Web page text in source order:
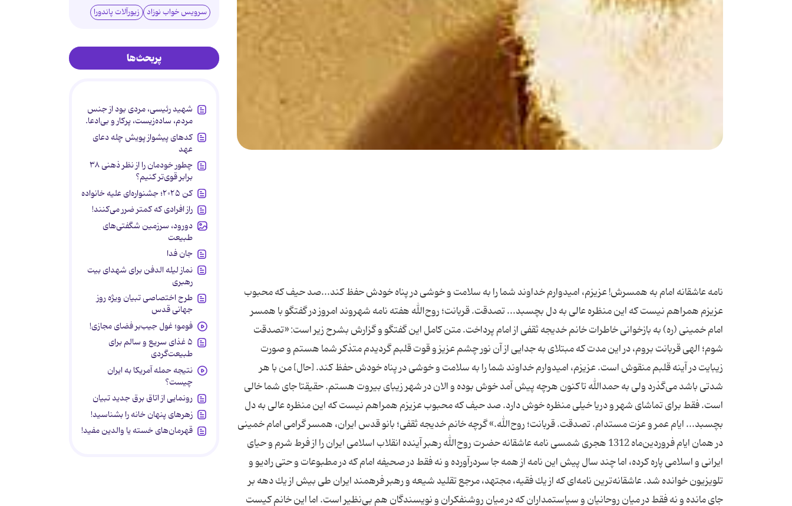
نامه عاشقانه امام به همسرش! عزیزم، امیدوارم خداوند شما را به سلامت و خوشی در پناه خودش حفظ كند...صد حیف كه محبوب عزیزم همراهم نیست كه این منظره عالی به دل بچسبد... تصدقت. قربانت؛ روح‌الله هفته نامه شهروند امروز در گفتگو با همسر امام خمینی (ره) به بازخوانی خاطرات خانم خدیجه ثقفی از امام پرداخت. متن كامل این گفتگو و گزارش بشرح زیر است: «تصدقت شوم؛ الهی قربانت بروم، در این مدت كه مبتلای به جدایی از آن نور چشم عزیز و قوت قلبم گردیدم متذكر شما هستم و صورت زیبایت در آینه قلبم منقوش است. عزیزم، امیدوارم خداوند شما را به سلامت و خوشی در پناه خودش حفظ كند. [حال] من با هر شدتی باشد می‌گذرد ولی به حمدالله تاكنون هرچه پیش آمد خوش بوده و الان در شهر زیبای بیروت هستم. حقیقتا جای شما خالی است. فقط برای تماشای شهر و دریا خیلی منظره خوش دارد. صد حیف كه محبوب عزیزم همراهم نیست كه این منظره عالی به دل بچسبد... ایام عمر و عزت مستدام. تصدقت. قربانت؛ روح‌الله.» گرچه خانم خدیجه ثقفی؛ بانو قدس ایران، همسر گرامی امام خمینی در همان ایام فروردین‌ماه 1312 هجری شمسی نامه عاشقانه حضرت روح‌الله رهبر آینده انقلاب اسلامی ایران را از فرط شرم و حیای ایرانی و اسلامی پاره كرده، اما چند سال پیش این نامه از همه جا سردرآورده و نه فقط در صحیفه امام كه در مطبوعات و حتی رادیو و تلویزیون خوانده شد. عاشقانه‌ترین نامه‌ای كه از یك فقیه، مجتهد، مرجع تقلید شیعه و رهبر فرهمند ایران طی بیش از یك دهه بر جای مانده و نه فقط در میان روحانیان و سیاستمداران كه در میان روشنفكران و نویسندگان هم بی‌نظیر است. اما این خانم كیست كه «روح‌الله» خمینی با همه قدرت و عظمت سیاسی و دینی‌اش به قربانش می‌رود، تصدق‌اش می‌شود، نور چشم و قوت قلبش می‌خواند و حتی در ساحل زیبای بیروت صد حیف می‌خورد كه محبوب عزیزش همراهش نیست؟ *** خدیجه خانم ثقفی از تبار «حاج ملاهادی نوری» تاجر مازندرانی است كه در اواسط حكومت آغامحمدخان قاجار از شهرستان نور به تهران آمد. پسرش «محمدعلی» بود كه اگرچه تاجر بود، اما به فراگیری معارف دینی روی آورد و دختری از خانواده علمای وقت را برای همسری انتخاب كرد. فرزند آنان، میرزاابوالقاسم كلانترتهرانی، از پرورش‌یافتگان حوزه تهران، اصفهان و نجف و همشاگردی و هم‌عصر با علمای بزرگی همچون «حاج ملاعلی كنی» بود و در محضر درس «شیخ مرتضی انصاری» حضور یافت: «شیخ مرتضی به گفته‌های وی در درس اعتماد می‌كرد و او هم درس استاد را پس از ختم جلسه، برای برخی از شاگردان علاقه‌مند تقریر می‌كرد تا سرانجام به مقامی نائل آمد كه در چندین جلسه، شیخ مرتضی انصاری به اجتهاد وی تصریح كرد.» او در زمانی كه «ملاعلی كنی» تولیت مدرسه مروی را برعهده داشت، از نجف به تهران آمد و در این مدرسه به مدت هفت سال به تدریس فقه و اصول پرداخت كه شاگردانش عالمان بزرگی همچون؛ سیدحسین قمی تهرانی، شیخ‌عبدالنبی نوری، سیدمحمدصادق تهرانی، شیخ حسنعلی نخودكی اصفهانی و شیخ‌فضل‌الله نوری بودند. میرزاابوالقاسم لقبش را از «محمودخان كلانتر» دایی‌اش گرفته بود. محمودخان در زمان ناصرالدین‌شاه، مامور رسیدگی به امور اجتماعی و اقتصادی شهر تهران بود كه سرانجام در قحطی‌ای كه در تهران رخ داده بود،‌ ناصرالدین او را در نابسامانی‌ها متهم كرد و به دار آویخت. فرزند میرزاابوالقاسم، همچون پدر یك عالم دینی بود و قریحه شعر داشت و در زمان درگذشت پدر، در رثای او شعر بلند بالایی سرود. «میرزا ابوالفضل تهرانی» كه شاگرد پدر بود، در تهران مجتهد شد و در حكمت، فلسفه و عرفان صاحب‌نظر شد. او اگرچه به درجه اجتهاد رسیده بود، اما به عراق رفت و با دعوت میرزای شیرازی از جلسه درس «میرزاحبیب‌الله رشتی» در نجف به سامرا آمد و در كنار فقه و اصول به حدیث و رجال پرداخت. او همچنین در آن دوره، زبان و ادبیات «عبرانی و سریانی» را برای آشنایی با یهودیت و مسیحیت فرا گرفت. او در سامرا هم‌مباحثه با «میرزامحمدتقی شیرازی (میرزای دوم) و سیدمحمد فشاركی اصفهانی» بود. همچنین میرزا ابوالفضل آنچنان در ادبیات و شعر متبحر بود كه روزی در مجلس ادبای میرزای شیرازی، شاعر فرستاده دولت عثمانی كه برای عرض اندام در برابر میرزا آمده بود، مقهور كرد كه درباره آن شاعر عثمانی نوشته‌اند: «دستانش چنان می‌لرزید كه سطل هنگام فرو رفتن در چاه می‌لرزد...» او در نهایت به تهران بازگشت و در زمان ناصرالدین‌شاه، تولیت مدرسه سپهسالار را برعهده گرفت. او پدربزرگ خدیجه خانم ثقفی است كه پدرش هم همچون پدربزرگ روحانی بود و در این مسیر گام بر می‌داشت. «میرزامحمدثقفی تهرانی» از شاگردان شیخ عبدالكریم حائری یزدی، موسس حوزه علمیه قم بود و قریحه شعری او همچون پدرش زبانزد بود. او آنچنان در قم به درس و تحصیل پرداخت كه «دو دوره اصول خارج و عمده مباحث فقهی را از بحث رئیس‌الشیعه، مرحوم حاج شیخ‌عبدالكریم حائری یزدی - رضوان‌الله علیه - استفاده و وی به خط شریف خویش [حائزی بزرگ] به مقام اجتهاد و اعتماد او تصریح كرد.» سپس ثقفی به تهران بازگشت و در مدرسه سپهسالار در رشته فقه، اصول و معارف عقلی، تدریس و اقامه جماعت كرد كه مشهورترین اثر او، «روان جاوید» تفسیر فارسی و روان قرآن در 5 جلد است. *** خدیجه خانم ثقفی معروف به «قدسی ایران» دختر میرزامحمد بود كه «آیت‌الله سیدمحمد صادق لواسانی» او را به امام خمینی برای همسری پیشنهاد داد. دختر روحانی‌ای كه خود او درباره پدر می‌گوید: «پدرم خوش‌تیپ، شیك و خوش‌لباس بود؛ مثلا در آن زمان پوستین اسلامبولی می‌پوشید و از خانه بیرون می‌رفت و همه طلبه‌ها تعجب می‌كردند.» از او درباره نام خانوادگی‌اش می‌پرسیم، می‌گوید: «ثقفی به نام عشیره‌ای از اجدادمان باز می‌گردد كه در كربلا در ركاب سیدالشهدا(ع) جنگیده بودند.» اگرچه، پدر او عالم دینی بود، اما تا دبیرستان، به دخترانش اجازه داد تا در مدارس جدید تحصیل كنند. خدیجه خانم می‌گوید: «پدرم با دبیرستان رفتن من مخالف بود، چون روحیه‌اش متجددانه نبود. او می‌گفت: چون در دبیرستان معلم مرد است، فراش مرد است و بازرس مرد است، نرو.» به هر حال او تا كلاس ششم تحصیل كرد؛ با چاقچور و لباس آستین‌بلند. پس از آن «از طرف خانواده مادری برای ایشان خانم معلم كلیمی جهت تدریس زبان فرانسه استخدام كردند كه بین 6 ماه تا یك سال به ایشان فرانسه درس می‌داد.» زمانی كه پدر او به قم رفت، خدیجه خانم با محیط قم آ‌شنا شد و آن را نمی‌پسندید: «قم مثل امروز نبود، زمین خیابان تا لب دیوار صحن قبرستان بود و كوچه‌ها خیلی باریك بودند. به همین خاطر زود از قم می‌آمدم و آن دو ماهی هم كه پدرم مرا به زور نگه داشت، خیلی ناراحت بودم.» چراكه او، از خانواده‌ای مرفه بود و با مادربزرگ مادری‌اش در تهران خو گرفته بود. مادرش هم دختر خزانه‌دار ناصرالدین‌شاه بود و به این دلیل «خازن‌الملوك» نامیده می‌شد. پدرش هم اگرچه روحانی بود، اما از سوی دیگر، با سیاست همراه نبود: «در خانواده همسر امام و بعد هم زمانی كه این خانواده با امام وصلت كرد تا آخر روابط سیاسی برقرار نبود و به یك معنا اصولا سیاسی نبودند، یعنی هیچ وقت وارد مسائل سیاسی نمی‌شدند و تنها در این حد از سیاست می‌دانستند كه مثلا شاه عوض شد. خود پدر هم گرچه روحانی بودند؛ اما «روحانی صرف» بود؛ یعنی نماز و درس و بحث و اصلا در مسائل سیاسی دخالت نمی‌كردند.» اما آنچه مایه آشنایی حاج آقا ثقفی و حاج آقا روح‌الله بود، دین و دیانت بود. حاج سیدمحمد صادق لواسانی، دوست مشترك ثقفی و خمینی مایه آشنایی را پربار می‌كرد و او بود كه به حاج آقا روح‌الله گفت: «چرا ازدواج نمی‌كنی؟» كه او پاسخ داد: «من تاكنون كسی را برای ازدواج نپسندیده‌ام و از خمین هم نمی‌خواهم زن بگیرم. به نظرم كسی نیامده است.» در این هنگام لواسانی به او پاسخ می‌دهد: «آقای ثقفی دو دختر دارد، خانم داداشم می‌گوید: خوبند.» اینگونه می‌شود كه آقای لواسانی ماموریت خواستگاری از این خانواده را برعهده می‌گیرد،‌ اما پاسخ دختر مورد نظر «نه» است. او از قم بدش می‌آمد و زندگی با طلبه را نمی‌پسندید؛ چراكه «طلبه‌ها معمولا خشك بودند، وضعیت مالی خوبی نداشتند و گاهی برخی از آنها احترام به زن نمی‌گذاشتند. البته دلیل اصلی عدم تمایل به سكونت در قم بود.» به هر حال یكی از نوادگان امام، ماجرای خواستگاری از «خانم» را «شیرین» توصیف می‌كند: «10 ماه طول می‌كشد تا خانم جواب مثبت دهند. 5 بار خواستگاری انجام می‌شود كه آقای سیدمحمدصادق لواسانی تشریف می‌آورند، نه آقای كاشانی. البته پدر خانم اصرار داشتند.» ناگهان با این سوال روبرو می‌شویم كه چگونه خانم با این همه مخالفت جواب مثبت می‌دهند؟ او می‌گوید: «حین همین جلسات كه آقای لواسانی می‌آیند و می‌روند، خانم خوابی می‌بینند: «ایشان وارد اتاقی می‌شوند كه سه سید نورانی نشسته بودند. یك پیرزنی آمد و من [خانم] از او پرسیدم كه اینها چه كسانی هستند؟ او گفت: آن وسطی پیامبر(ص) است و آنكه سمت راست نشسته امیرالمومنین(ع) است و سمت چپی امام حسن(ع) است، اما تو كه از اینها بدت می‌آید! من پاسخ دادم كه از اینها بدم نمی‌آید، اینها ائمه من هستند. چرا باید بدم بیاید؟ خیلی هم دوستشان دارم. پیرزن بار دیگر اصرار كرد كه نه، تو از اینها بدت می‌آید!» از خواب بیدار می‌شوند و برای خدمتكار منزل نقل می‌كنند. او به ایشان گفت كه چون این سید [امام] را رد می‌كنی، این خواب را دیده‌ای. در نهایت با توجه به این خواب و نظر مثبت پدرخانم، ایشان جواب مثبت می‌دهند. یك ماه ابتدایی پس از ازدواج تهران بودند و پس از آن به قم می‌روند.» البته پیش از پاسخ مثبت خانم، آقاسیدمحمدصادق لواسانی از سوی خانواده ثقفی مامور می‌شود تا به خمین رود؛ چراكه پدر خدیجه خانم به او از قول زنان خانواده گفته بود: «او را نمی‌شناسد و او مال خمین است و دختر در تهران بزرگ شده است و در رفاه بزرگ شده است و وضع مالی مادربزرگش خیلی خوب بوده و با وضع طلبگی زندگی كردن برایش مشكل است. ما نمی‌دانیم كه آیا داماد اصلا چیزی دارد یا نه. اگر درآمدش فقط شهریه حاج شیخ عبدالكریم باشد، نمی‌تواند زندگی كند. ما می‌خواهیم بدانیم كه آیا از خودش سرمایه‌ای دارد؟ از آن گذشته آیا داماد زن دیگری دارد یا نه؟ شاید در خمین زن و بچه داشته باشد. شاید در مدتی كه منتظر بوده تا تحصیلاتش تمام شود، صیغه می‌كرده است و چه بسا از آن صیغه یكی - دو بچه داشته باشد.» به هر حال آقای لواسانی به خمین می‌رود و خیال پدر دختر را راحت می‌كند و پاسخ مثبت خدیجه خانم برای حاج آقا روح‌الله به ارمغان می‌آید. *** خدیجه خانم، قدسی ایران به منزل آیت‌الله خمینی وارد می‌شود و با عالم دینی‌ای روبرو می‌شود كه نهایت احترام را برای او قائل است. البته خود خانم هم در ابتدای زندگی این مساله برایش اهمیت داشت: « رابطه خانم با آقا یك رابطه بسیار محترمانه‌ای بوده است. خانم در اول زندگی به آقا گفتند كه بیایید تعبیرات‌مان را با یكدیگر محترمانه بكنیم و همدیگر را محترمانه صدا بزنیم. هیچ وقت امام یك كلام بی‌احترامی به خانم نكردند و ایشان هم همین‌طور. در طول زندگی 70 ساله آنها هم هیچ‌گاه امام با صدای بلند با ایشان صحبت نكردند. در اواخر حیات امام، خانم به شاه‌عبدالعظیم برای زیارت رفته بودند و دیر شده بود. در حالی كه آقا معمولا ساعت 2 بعدازظهر ناهار می‌خوردند. امام یك ساعت و نیم سر سفره نشسته بودند تا خانم بیاید و غذا نخورده بودند. هیچ‌گاه امام از خانم نخواستند كه فلان چیز را برایشان بیاورند؛ آب، چای و...» خدیجه خانم در بیان خاطراتش در این باره می‌گوید: «حضرت امام به من خیلی احترام می‌گذاشتند و خیلی اهمیت می‌دادند. هیچ حرف بد یا زشتی به من نمی‌زدند. امام حتی در اوج عصبانیت هرگز بی‌احترامی و اسائه ادب نمی‌كردند. همیشه در اتاق، جای بهتر را به من تعارف می‌كردند تا من نمی‌آمدم، سر سفره، خوردن غذا را شروع نمی‌كردند. حتی حاضر نبودند كه من در خانه كار كنم. همیشه به من می‌گفتند: «جارو نكن». اگر می‌خواستم لب حوض روسری بچه را بشویم می‌آمدند
سرویس خواب نوزاد زیورآلات پاندورا
پربحث‌ها
شهید رئیسی، مردی بود از جنس
مردم، ساده‌زیست، پرکار و بی‌ادعا.
کدهای پیشواز پویش چله دعای
عهد
چطور خودمان را از نظر ذهنی ۳۸
برابر قوی‌تر کنیم؟
کن ۲۰۲۵؛ جشنواره‌ای علیه خانواده
راز افرادی که کمتر ضرر می‌کنند!
دورود، سرزمین شگفتی‌های
طبیعت
جان فدا
نماز لیله الدفن برای شهدای بیت
رهبری
طرح اختصاصی تبیان ویژه روز
جهانی قدس
فومو؛ غول جیب‌بر فضای مجازی!
۵ غذای سریع و سالم برای
طبیعت‌گردی
نتیجه حمله آمریکا به ایران
چیست؟
رونمایی از اتاق برق جدید تبیان
زهرهای پنهان خانه را بشناسید!
قهرمان‌های خسته یا والدین مفید!